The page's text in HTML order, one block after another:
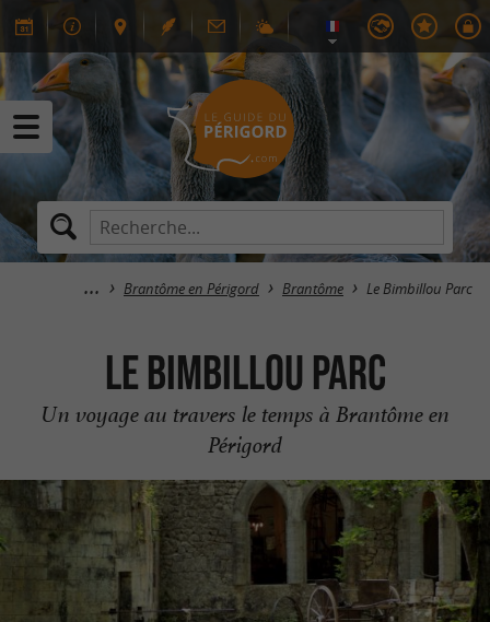
Brantôme en Périgord Brantôme Le Bimbillou Parc
Le Bimbillou Parc
Un voyage au travers le temps à Brantôme en
Périgord